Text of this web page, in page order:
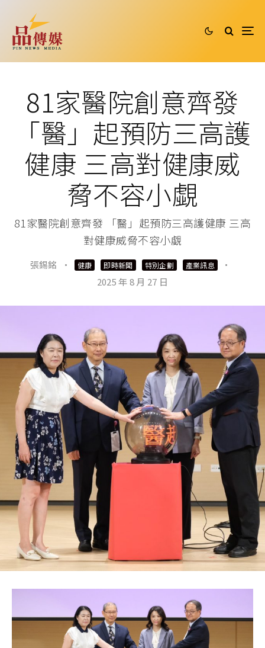
81家醫院創意齊發
「醫」起預防三高護
健康 三高對健康威
脅不容小覷
81家醫院創意齊發 「醫」起預防三高護健康 三高
對健康威脅不容小覷
張錫銘 · 健康 即時新聞 特別企劃 產業訊息
·
2025 年 8 月 27 日